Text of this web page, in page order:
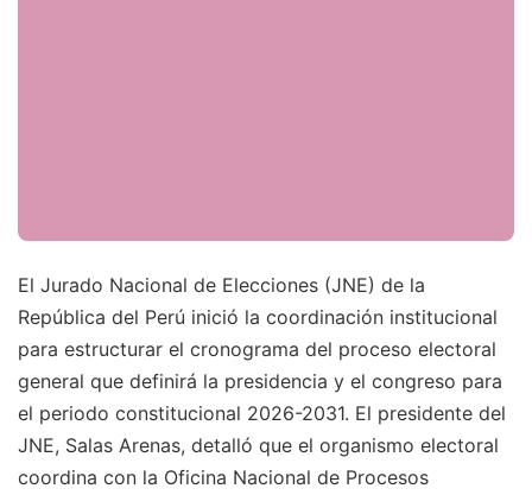
El Jurado Nacional de Elecciones (JNE) de la
República del Perú inició la coordinación institucional
para estructurar el cronograma del proceso electoral
general que definirá la presidencia y el congreso para
el periodo constitucional 2026-2031. El presidente del
JNE, Salas Arenas, detalló que el organismo electoral
coordina con la Oficina Nacional de Procesos